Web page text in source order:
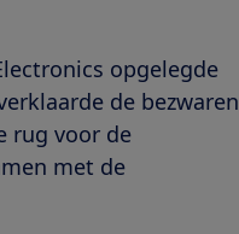
opgelegde
de bezwaren
rug voor de
met de